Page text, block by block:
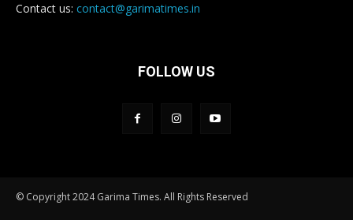
Contact us: contact@garimatimes.in
FOLLOW US
© Copyright 2024 Garima Times. All Rights Reserved